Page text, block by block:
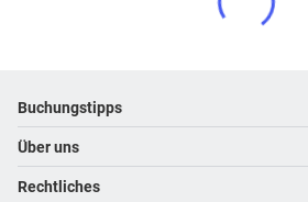
Footer navigation
Buchungstipps
Warum im Reisebüro buchen
Hoteltipps
Über uns
Kontakt
Rechtliches